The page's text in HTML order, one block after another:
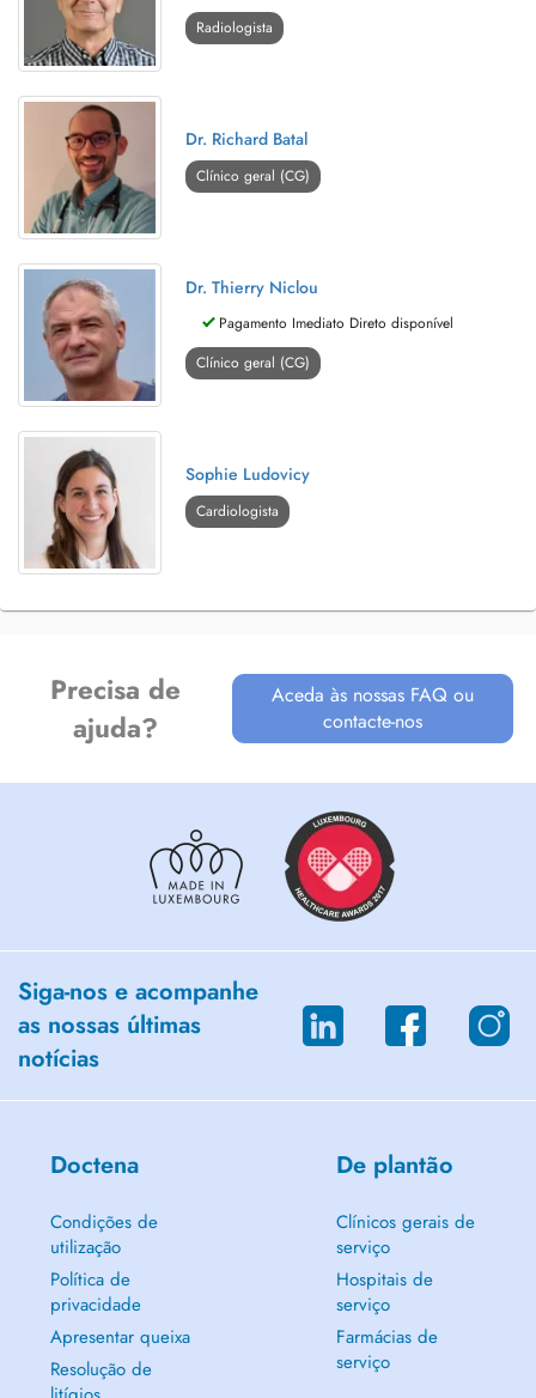
Radiologista
Dr. Richard Batal
Clínico geral (CG)
Dr. Thierry Niclou
Pagamento Imediato Direto disponível
Clínico geral (CG)
Sophie Ludovicy
Cardiologista
Precisa de
ajuda?
Aceda às nossas FAQ ou
contacte-nos
Siga-nos e acompanhe
as nossas últimas
notícias
Doctena
Condições de
utilização
Política de
privacidade
Apresentar queixa
Resolução de
De plantão
Clínicos gerais de
serviço
Hospitais de
serviço
Farmácias de
serviço